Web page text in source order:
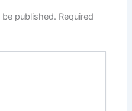
published. Required